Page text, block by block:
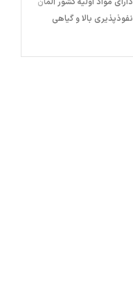
نفوذپذیری بالا و گیاهی